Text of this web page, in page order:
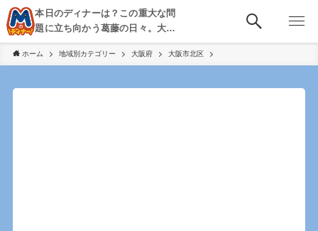
本日のディナーは？この重大な問
題に立ち向かう葛藤の日々。大
阪・京都・神戸を中心とした食べ
歩き、飲み歩きを綴る。
ホーム 地域別カテゴリー 大阪府 大阪市北区